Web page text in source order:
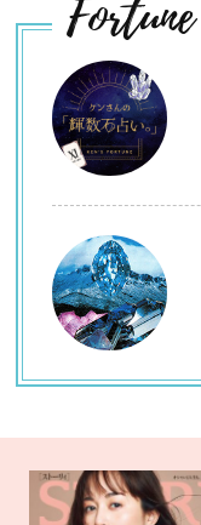
Fortune